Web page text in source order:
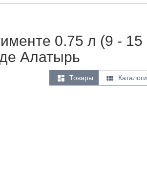
0.75 л (9 - 15
Алатырь
 Товары  Каталоги